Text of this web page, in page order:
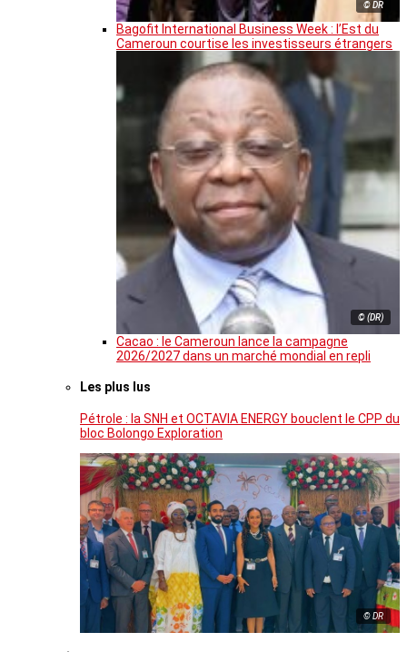
© DR
Bagofit International Business Week : l’Est du
Cameroun courtise les investisseurs étrangers
© (DR)
Cacao : le Cameroun lance la campagne
2026/2027 dans un marché mondial en repli
Les plus lus
Pétrole : la SNH et OCTAVIA ENERGY bouclent le CPP du
bloc Bolongo Exploration
© DR